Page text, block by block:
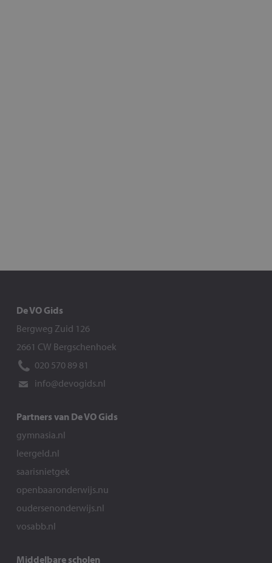
De VO Gids
Bergweg Zuid 126
2661 CW Bergschenhoek
020 570 89 81
info@devogids.nl
Partners van De VO Gids
gymnasia.nl
leergeld.nl
saarisnietgek
openbaaronderwijs.nu
oudersenonderwijs.nl
vosabb.nl
Middelbare scholen